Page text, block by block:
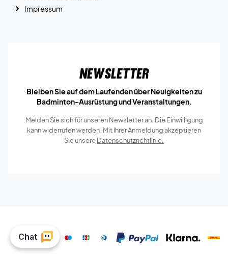
Impressum
Newsletter
Bleiben Sie auf dem Laufenden über Neuigkeiten zu
Badminton-Ausrüstung und Veranstaltungen.
Melden Sie sich für unseren Newsletter an. Die Einwilligung
kann widerrufen werden. Mit Ihrer Anmeldung akzeptieren
Sie unsereDatenschutzrichtlinie.